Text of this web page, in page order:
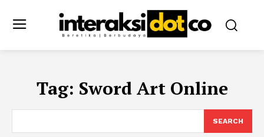
Tag: Sword Art Online
SEARCH